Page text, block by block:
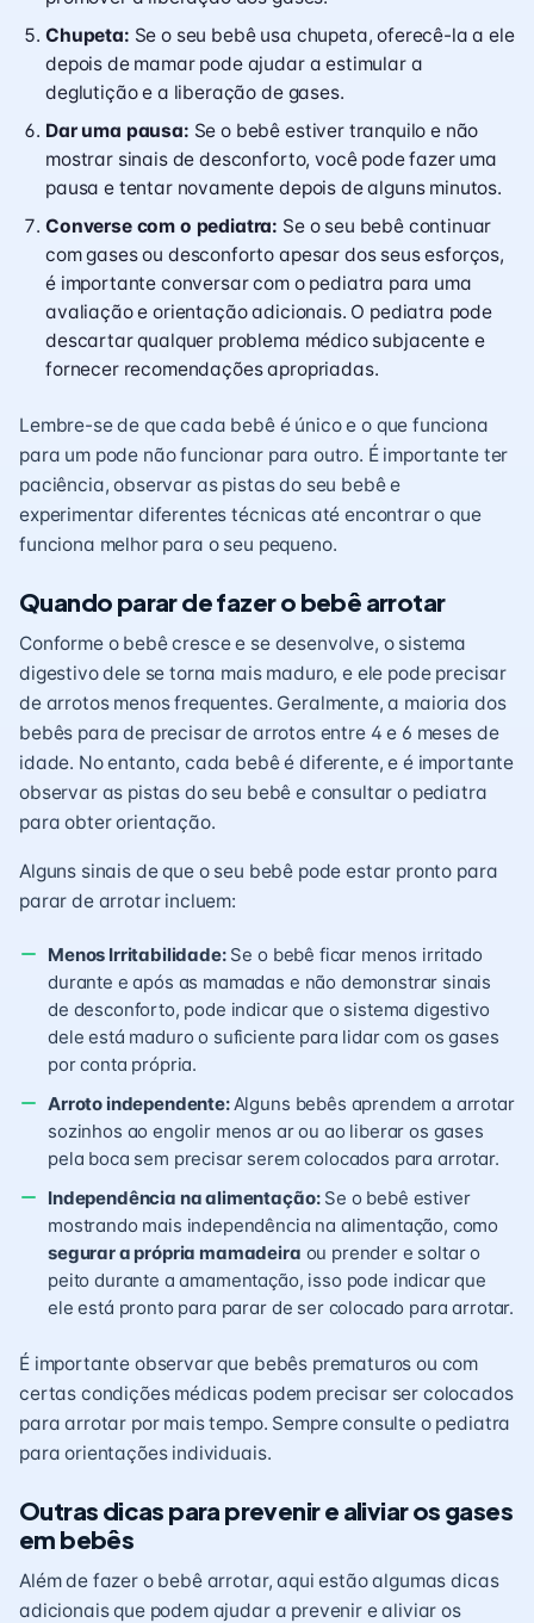
Chupeta: Se o seu bebê usa chupeta, oferecê-la a ele
depois de mamar pode ajudar a estimular a
deglutição e a liberação de gases.
Dar uma pausa: Se o bebê estiver tranquilo e não
mostrar sinais de desconforto, você pode fazer uma
pausa e tentar novamente depois de alguns minutos.
Converse com o pediatra: Se o seu bebê continuar
com gases ou desconforto apesar dos seus esforços,
é importante conversar com o pediatra para uma
avaliação e orientação adicionais. O pediatra pode
descartar qualquer problema médico subjacente e
fornecer recomendações apropriadas.
Lembre-se de que cada bebê é único e o que funciona
para um pode não funcionar para outro. É importante ter
paciência, observar as pistas do seu bebê e
experimentar diferentes técnicas até encontrar o que
funciona melhor para o seu pequeno.
Quando parar de fazer o bebê arrotar
Conforme o bebê cresce e se desenvolve, o sistema
digestivo dele se torna mais maduro, e ele pode precisar
de arrotos menos frequentes. Geralmente, a maioria dos
bebês para de precisar de arrotos entre 4 e 6 meses de
idade. No entanto, cada bebê é diferente, e é importante
observar as pistas do seu bebê e consultar o pediatra
para obter orientação.
Alguns sinais de que o seu bebê pode estar pronto para
parar de arrotar incluem:
Menos Irritabilidade:Se o bebê ficar menos irritado
durante e após as mamadas e não demonstrar sinais
de desconforto, pode indicar que o sistema digestivo
dele está maduro o suficiente para lidar com os gases
por conta própria.
Arroto independente:Alguns bebês aprendem a arrotar
sozinhos ao engolir menos ar ou ao liberar os gases
pela boca sem precisar serem colocados para arrotar.
Independência na alimentação:Se o bebê estiver
mostrando mais independência na alimentação, como
segurar a própria mamadeira ou prender e soltar o
peito durante a amamentação, isso pode indicar que
ele está pronto para parar de ser colocado para arrotar.
É importante observar que bebês prematuros ou com
certas condições médicas podem precisar ser colocados
para arrotar por mais tempo. Sempre consulte o pediatra
para orientações individuais.
Outras dicas para prevenir e aliviar os gases
em bebês
Além de fazer o bebê arrotar, aqui estão algumas dicas
adicionais que podem ajudar a prevenir e aliviar os